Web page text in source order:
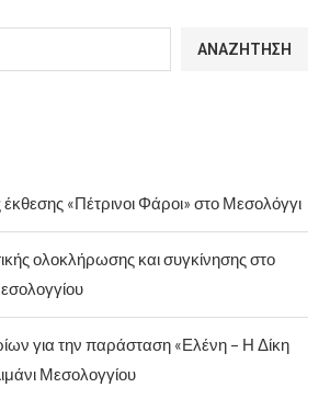
ΑΝΑΖΉΤΗΣΗ
έκθεσης «Πέτρινοι Φάροι» στο Μεσολόγγι
ολοκλήρωσης και συγκίνησης στο
για την παράσταση «Ελένη – Η Δίκη
Μεσολογγίου